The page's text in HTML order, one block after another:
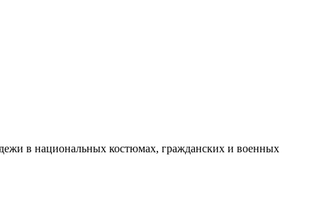
в национальных костюмах, гражданских и военных